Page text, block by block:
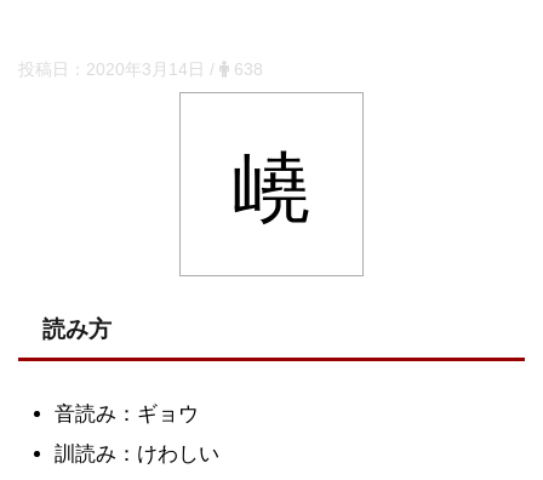
投稿日： 2020年3月14日 / 638
嶢
読み方
音読み：ギョウ
訓読み：けわしい